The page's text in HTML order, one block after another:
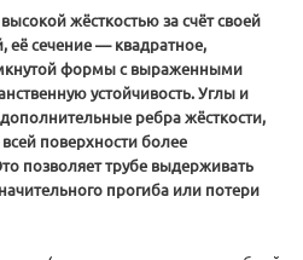
жёсткостью за счёт своей
её сечение — квадратное,
формы с выраженными
устойчивость. Углы и
ребра жёсткости,
поверхности более
позволяет трубе выдерживать
прогиба или потери